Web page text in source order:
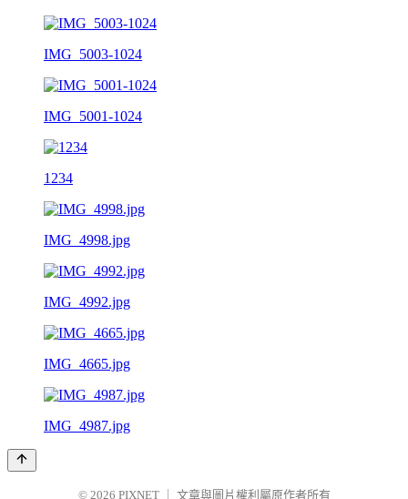
IMG_5003-1024
IMG_5001-1024
1234
IMG_4998.jpg
IMG_4992.jpg
IMG_4665.jpg
IMG_4987.jpg
© 2026 PIXNET 文章與圖片權利屬原作者所有